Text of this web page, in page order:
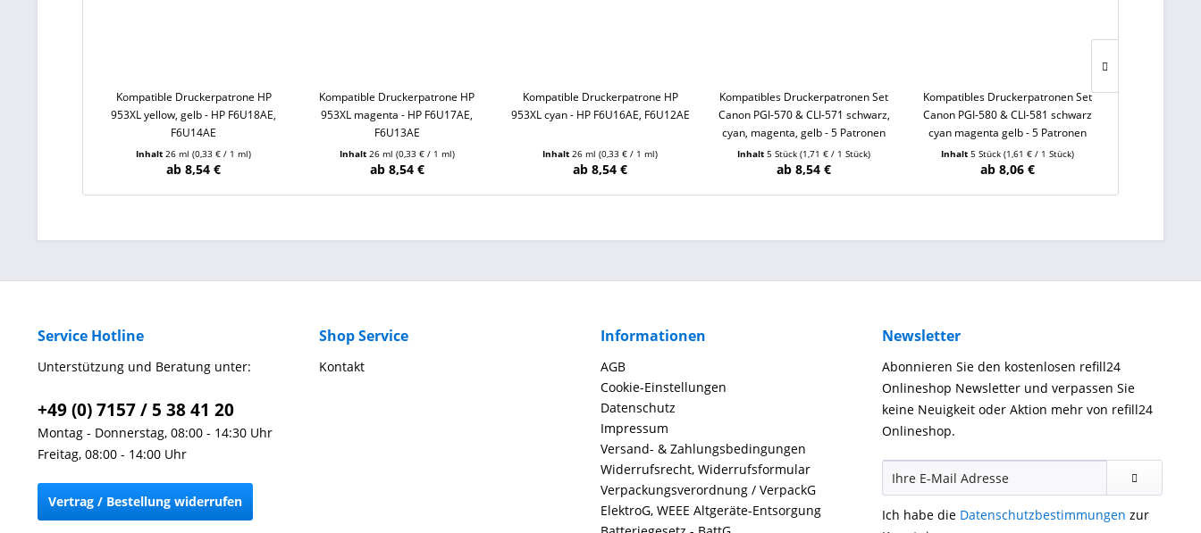
Kompatible Druckerpatrone HP
953XL yellow, gelb - HP F6U18AE,
F6U14AE
Inhalt26 ml(0,33 € / 1 ml)
ab 8,54 €
Kompatible Druckerpatrone HP
953XL magenta - HP F6U17AE,
F6U13AE
Inhalt 26 ml (0,33 € / 1 ml)
ab 8,54 €
Kompatible Druckerpatrone HP
953XL cyan - HP F6U16AE, F6U12AE
Inhalt26 ml(0,33 € / 1 ml)
ab 8,54 €
Kompatibles Druckerpatronen Set
Canon PGI-570 & CLI-571 schwarz,
cyan, magenta, gelb - 5 Patronen
Inhalt5 Stück(1,71 € / 1 Stück)
ab 8,54 €
Kompatibles Druckerpatronen Set
Canon PGI-580 & CLI-581 schwarz
cyan magenta gelb - 5 Patronen
Inhalt 5 Stück (1,61 € / 1 Stück)
ab 8,06 €
Service Hotline
Unterstützung und Beratung unter:
+49 (0) 7157 / 5 38 41 20
Montag - Donnerstag, 08:00 - 14:30 Uhr
Freitag, 08:00 - 14:00 Uhr
Vertrag / Bestellung widerrufen
Shop Service
Kontakt
Informationen
AGB
Cookie-Einstellungen
Datenschutz
Impressum
Versand- & Zahlungsbedingungen
Widerrufsrecht, Widerrufsformular
Verpackungsverordnung / VerpackG
ElektroG, WEEE Altgeräte-Entsorgung
Newsletter
Abonnieren Sie den kostenlosen refill24
Onlineshop Newsletter und verpassen Sie
keine Neuigkeit oder Aktion mehr von refill24
Onlineshop.
Ich habe die Datenschutzbestimmungen zur